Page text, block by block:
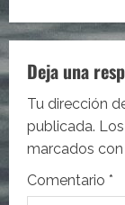
g
a
c
i
Deja una
Tu dirección
publicada.
marcados con
Comentario *